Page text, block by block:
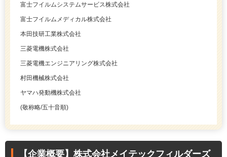
富士フイルムシステムサービス株式会社
富士フイルムメディカル株式会社
本田技研⼯業株式会社
三菱電機株式会社
三菱電機エンジニアリング株式会社
村田機械株式会社
ヤマハ発動機株式会社
(敬称略/五十音順)
【企業概要】株式会社メイテックフィルダーズ